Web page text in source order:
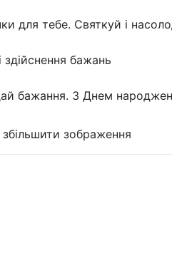
для тебе. Святкуй і
здійснення бажань
бажання. З Днем
зображення